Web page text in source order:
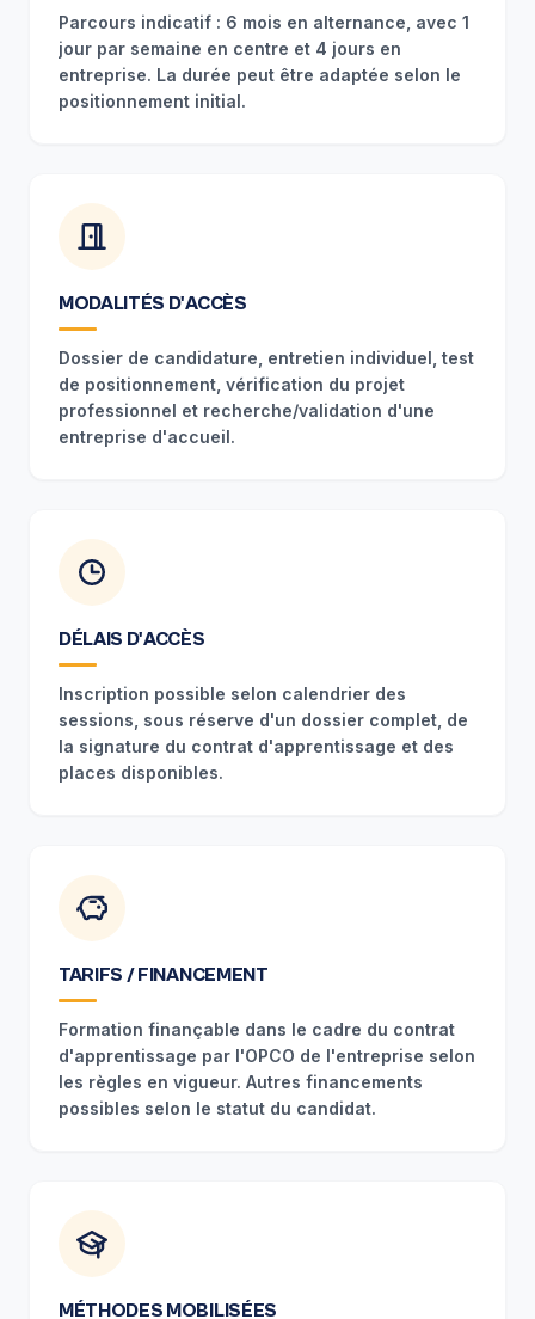
Parcours indicatif : 6 mois en alternance, avec 1
jour par semaine en centre et 4 jours en
entreprise. La durée peut être adaptée selon le
positionnement initial.
MODALITÉS D'ACCÈS
Dossier de candidature, entretien individuel, test
de positionnement, vérification du projet
professionnel et recherche/validation d'une
entreprise d'accueil.
DÉLAIS D'ACCÈS
Inscription possible selon calendrier des
sessions, sous réserve d'un dossier complet, de
la signature du contrat d'apprentissage et des
places disponibles.
TARIFS / FINANCEMENT
Formation finançable dans le cadre du contrat
d'apprentissage par l'OPCO de l'entreprise selon
les règles en vigueur. Autres financements
possibles selon le statut du candidat.
MÉTHODES MOBILISÉES